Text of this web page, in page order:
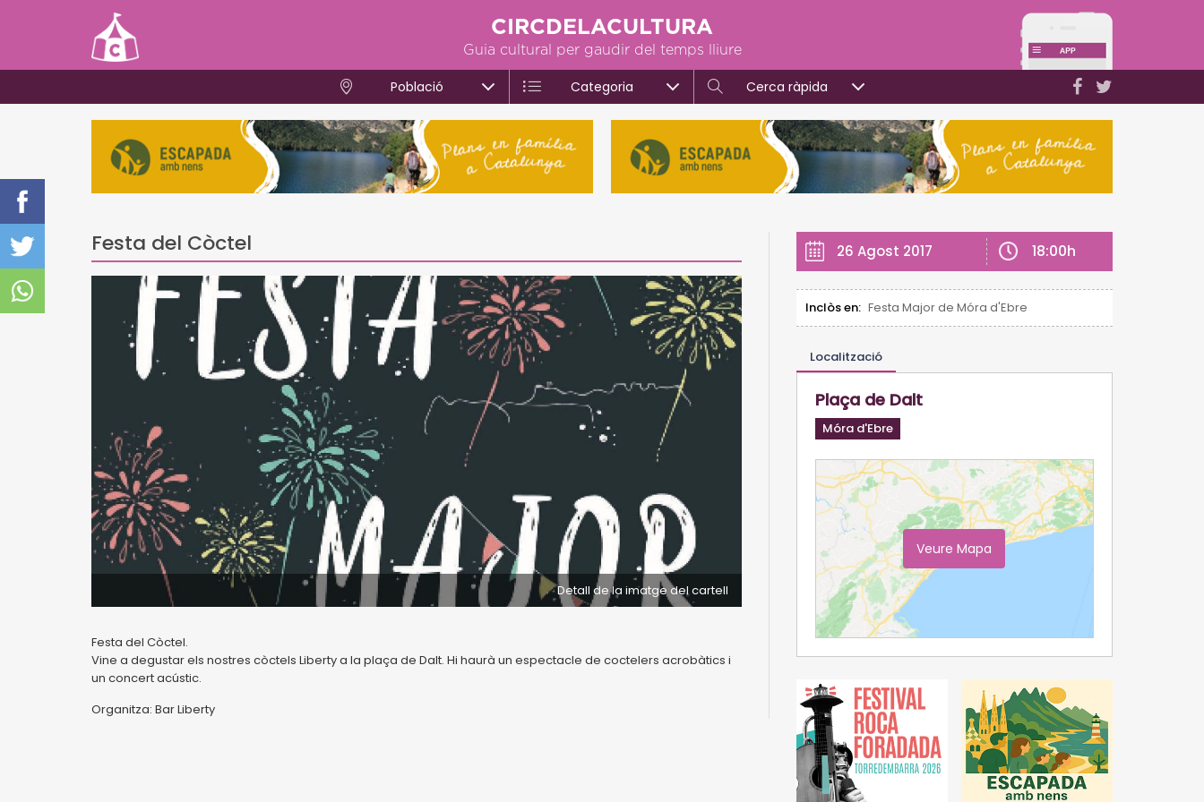
CIRCDELACULTURA
Guia cultural per gaudir del temps lliure
Població Categoria Cerca ràpida
Festa del Còctel
Detall de la imatge del cartell
Festa del Còctel.
Vine a degustar els nostres còctels Liberty a la plaça de Dalt. Hi haurà un espectacle de coctelers acrobàtics i
un concert acústic.
Organitza: Bar Liberty
26 Agost 2017 18:00h
Inclòs en: Festa Major de Móra d'Ebre
Localització
Plaça de Dalt
Móra d'Ebre
Veure Mapa